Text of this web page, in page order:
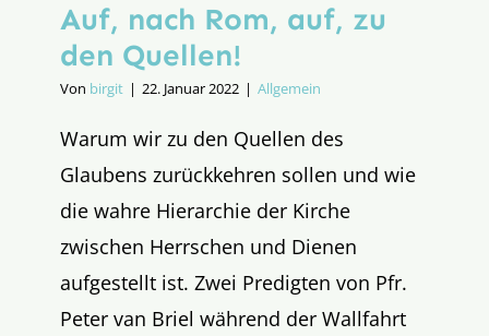
Auf, nach Rom, auf, zu
den Quellen!
Von birgit | 22. Januar 2022 | Allgemein
Warum wir zu den Quellen des
Glaubens zurückkehren sollen und wie
die wahre Hierarchie der Kirche
zwischen Herrschen und Dienen
aufgestellt ist. Zwei Predigten von Pfr.
Peter van Briel während der Wallfahrt